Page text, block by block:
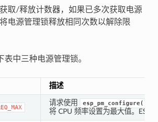
取/释放计数器，如果已多次获取电源
电源管理锁释放相同次数以解除限
表中三种电源管理锁。
描述
请求使用 esp_pm_configure()
将 CPU 频率设置为最大值。